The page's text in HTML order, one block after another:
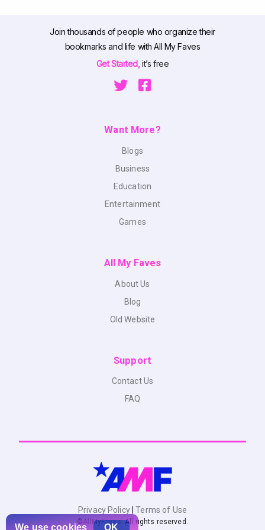
Join thousands of people who organize their
bookmarks and life with All My Faves
Get Started,it’s free
Want More?
Blogs
Business
Education
Entertainment
Games
All My Faves
About Us
Blog
Old Website
Support
Contact Us
FAQ
Privacy Policy Terms of Use
© AllMyFaves. All rights reserved.
We usecookies OK